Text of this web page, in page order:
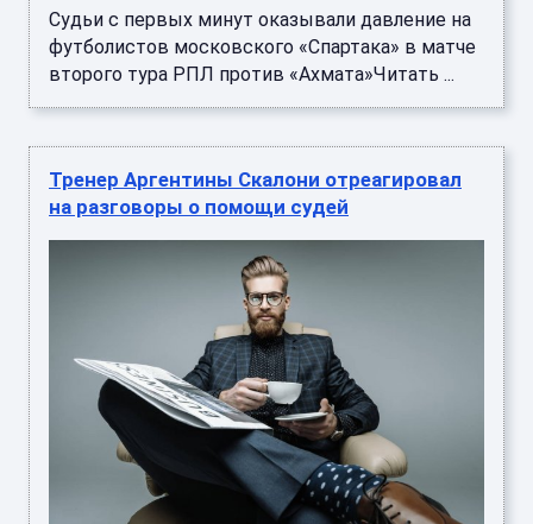
Судьи с первых минут оказывали давление на
футболистов московского «Спартака» в матче
второго тура РПЛ против «Ахмата»Читать ...
Тренер Аргентины Скалони отреагировал
на разговоры о помощи судей